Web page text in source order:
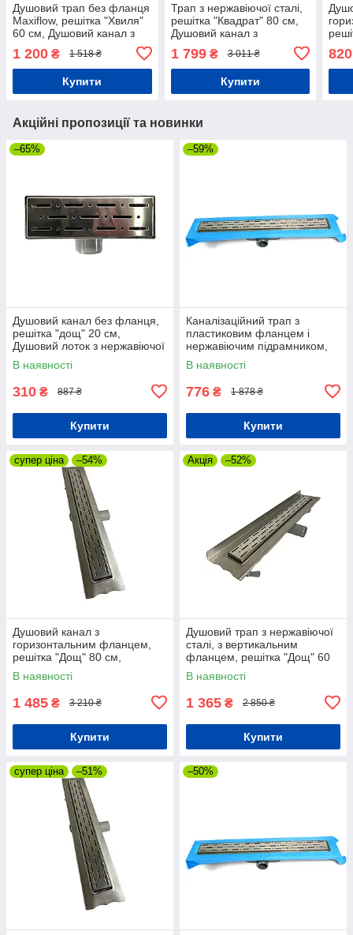
Душовий трап без фланця
Maxiflow, решітка "Хвиля"
60 см, Душовий канал з
поворотним сифоном на
360°
1 200 ₴ 1 518 ₴
Купити
Трап з нержавіючої сталі,
решітка "Квадрат" 80 см,
Душовий канал з
горизонтальним фланцем,
1 799₴ 3 011 ₴
Купити
820
Акційні пропозиції та новинки
–65%
Душовий канал без фланця,
решітка "дощ" 20 см,
Душовий лоток з нержавіючої
сталі з подвійним
гідрозатвором
В наявності
310 ₴ 887 ₴
Купити
–59%
Каналізаційний трап з
пластиковим фланцем і
нержавіючим підрамником,
решітка "Дощ" 80 см
В наявності
776 ₴ 1 878 ₴
Купити
супер ціна –54%
Душовий канал з
горизонтальним фланцем,
решітка "Дощ" 80 см,
Душовий лоток з подвійним
гідрозатвором
В наявності
1 485 ₴ 3 210 ₴
Купити
Акція –52%
Душовий трап з нержавіючої
сталі, з вертикальним
фланцем, решітка "Дощ" 60
см, Водовідвідний лоток для
душу
В наявності
1 365 ₴ 2 850 ₴
Купити
супер ціна –51% –50%